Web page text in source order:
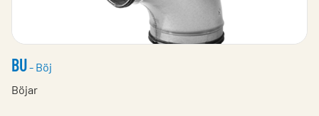
BU- Böj
Böjar